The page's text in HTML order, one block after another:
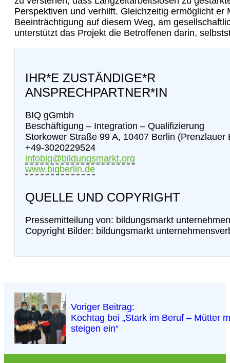
Perspektiven und verhilft. Gleichzeitig ermöglicht er
Beeinträchtigung auf diesem Weg, am
unterstützt das Projekt die Betroffenen darin,
IHR*E ZUSTÄNDIGE*R
ANSPRECHPARTNER*IN
BIQ gGmbh
Beschäftigung – Integration – Qualifizierung
Storkower Straße 99 A, 10407 Berlin (Prenzlauer
+49-3020229524
infobiq@bildungsmarkt.org
www.biqberlin.de
QUELLE UND COPYRIGHT
Pressemitteilung von: bildungsmarkt
Copyright Bilder: bildungsmarkt
Voriger Beitrag:
Kochtag bei „Stark im Beruf – Mütter
steigen ein“